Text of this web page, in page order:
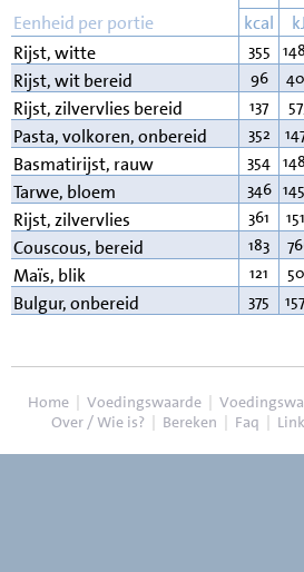
Eenheid per portie kcal kJ
Rijst, witte
355
Rijst, wit bereid 96
Rijst, zilvervlies bereid 137
Pasta, volkoren, onbereid 352
Basmatirijst, rauw 354
Tarwe, bloem 346
Rijst, zilvervlies 361
Couscous, bereid 183
Maïs, blik 121
Bulgur, onbereid 375
Home | Voedingswaarde |
Over / Wie is? | Bereken | Faq |